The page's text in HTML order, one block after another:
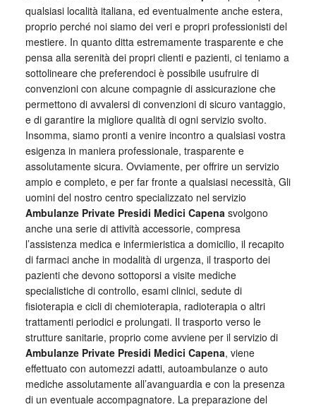
qualsiasi località italiana, ed eventualmente anche estera,
proprio perché noi siamo dei veri e propri professionisti del
mestiere. In quanto ditta estremamente trasparente e che
pensa alla serenità dei propri clienti e pazienti, ci teniamo a
sottolineare che preferendoci è possibile usufruire di
convenzioni con alcune compagnie di assicurazione che
permettono di avvalersi di convenzioni di sicuro vantaggio,
e di garantire la migliore qualità di ogni servizio svolto.
Insomma, siamo pronti a venire incontro a qualsiasi vostra
esigenza in maniera professionale, trasparente e
assolutamente sicura. Ovviamente, per offrire un servizio
ampio e completo, e per far fronte a qualsiasi necessità, Gli
uomini del nostro centro specializzato nel servizio
Ambulanze Private Presidi Medici Capenasvolgono
anche una serie di attività accessorie, compresa
l’assistenza medica e infermieristica a domicilio, il recapito
di farmaci anche in modalità di urgenza, il trasporto dei
pazienti che devono sottoporsi a visite mediche
specialistiche di controllo, esami clinici, sedute di
fisioterapia e cicli di chemioterapia, radioterapia o altri
trattamenti periodici e prolungati. Il trasporto verso le
strutture sanitarie, proprio come avviene per il servizio di
Ambulanze Private Presidi Medici Capena, viene
effettuato con automezzi adatti, autoambulanze o auto
mediche assolutamente all’avanguardia e con la presenza
di un eventuale accompagnatore. La preparazione del